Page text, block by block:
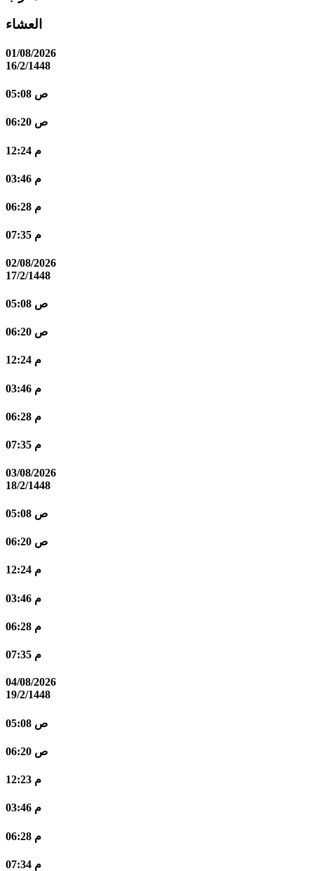
العشاء
01/08/2026
16/2/1448
05:08 ص
06:20 ص
12:24 م
03:46 م
06:28 م
07:35 م
02/08/2026
17/2/1448
05:08 ص
06:20 ص
12:24 م
03:46 م
06:28 م
07:35 م
03/08/2026
18/2/1448
05:08 ص
06:20 ص
12:24 م
03:46 م
06:28 م
07:35 م
04/08/2026
19/2/1448
05:08 ص
06:20 ص
12:23 م
03:46 م
06:28 م
07:34 م